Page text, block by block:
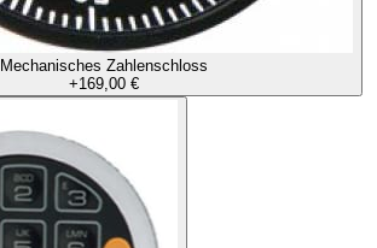
Mechanisches Zahlenschloss
+169,00 €